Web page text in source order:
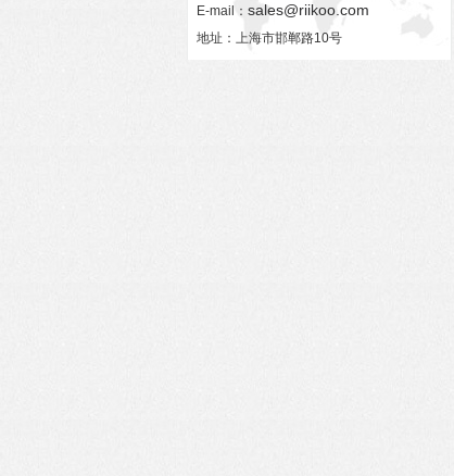
E-mail： sales@riikoo.com
地址：上海市邯郸路10号